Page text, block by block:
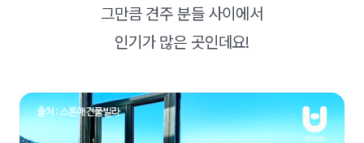
그만큼 견주 분들 사이에서
인기가 많은 곳인데요!